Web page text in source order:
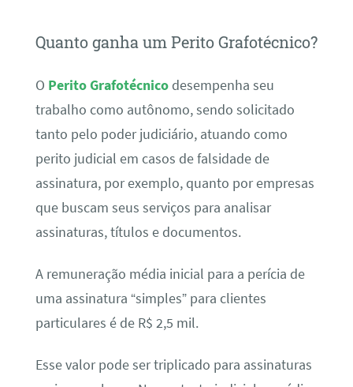
Quanto ganha um Perito Grafotécnico?
O Perito Grafotécnicodesempenha seu
trabalho como autônomo, sendo solicitado
tanto pelo poder judiciário, atuando como
perito judicial em casos de falsidade de
assinatura, por exemplo, quanto por empresas
que buscam seus serviços para analisar
assinaturas, títulos e documentos.
A remuneração média inicial para a perícia de
uma assinatura “simples” para clientes
particulares é de R$ 2,5 mil.
Esse valor pode ser triplicado para assinaturas